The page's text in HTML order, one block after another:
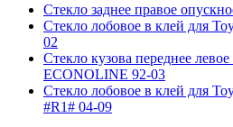
Стекло заднее правое
Стекло лобовое в клей для
02
Стекло кузова переднее
ECONOLINE 92-03
Стекло лобовое в клей для
#R1# 04-09